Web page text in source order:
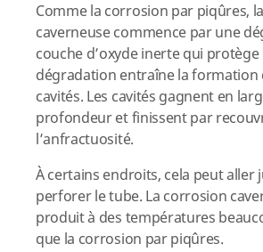
Comme la corrosion par piqûres,
caverneuse commence par une
couche d’oxyde inerte qui
dégradation entraîne la formation
cavités. Les cavités gagnent en
profondeur et finissent par
l’anfractuosité.
À certains endroits, cela peut aller
perforer le tube. La corrosion
produit à des températures
que la corrosion par piqûres.